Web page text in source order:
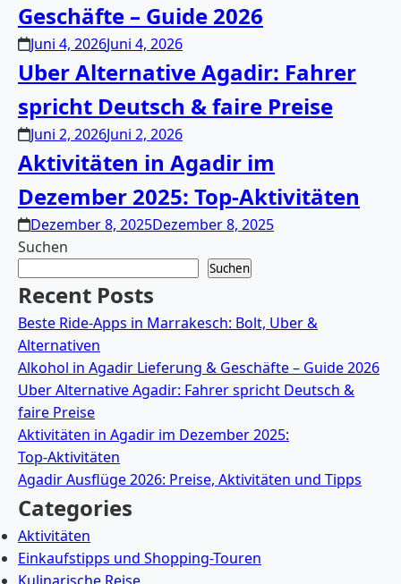
Geschäfte – Guide 2026
Juni 4, 2026Juni 4, 2026
Uber Alternative Agadir: Fahrer
spricht Deutsch & faire Preise
Juni 2, 2026Juni 2, 2026
Aktivitäten in Agadir im
Dezember 2025: Top‑Aktivitäten
Dezember 8, 2025Dezember 8, 2025
Suchen
Suchen
Recent Posts
Beste Ride-Apps in Marrakesch: Bolt, Uber &
Alternativen
Alkohol in Agadir Lieferung & Geschäfte – Guide 2026
Uber Alternative Agadir: Fahrer spricht Deutsch &
faire Preise
Aktivitäten in Agadir im Dezember 2025:
Top‑Aktivitäten
Agadir Ausflüge 2026: Preise, Aktivitäten und Tipps
Categories
Aktivitäten
Einkaufstipps und Shopping-Touren